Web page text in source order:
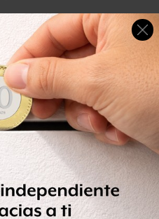
Administración con un
con proveedores,
millones
casi hacer un borrón y
se tenga una alternativa”,
60 policías municipales le
se pusiera al corriente